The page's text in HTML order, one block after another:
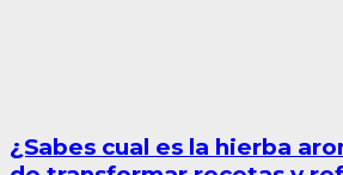
¿Sabes cual es la hierba